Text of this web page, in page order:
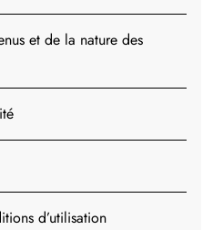
et de la nature des
d’utilisation